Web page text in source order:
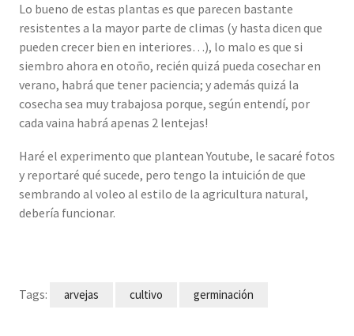
Lo bueno de estas plantas es que parecen bastante
resistentes a la mayor parte de climas (y hasta dicen que
pueden crecer bien en interiores…), lo malo es que si
siembro ahora en otoño, recién quizá pueda cosechar en
verano, habrá que tener paciencia; y además quizá la
cosecha sea muy trabajosa porque, según entendí, por
cada vaina habrá apenas 2 lentejas!
Haré el experimento que plantean Youtube, le sacaré fotos
y reportaré qué sucede, pero tengo la intuición de que
sembrando al voleo al estilo de la agricultura natural,
debería funcionar.
Tags: arvejas cultivo germinación